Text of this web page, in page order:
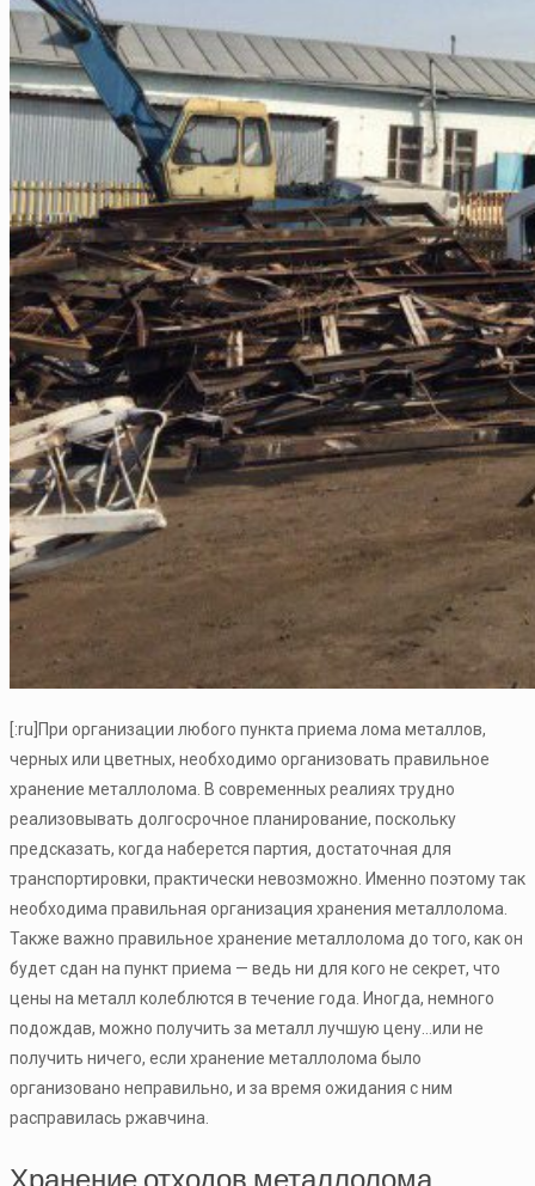
[:ru]При организации любого пункта приема лома металлов,
черных или цветных, необходимо организовать правильное
хранение металлолома. В современных реалиях трудно
реализовывать долгосрочное планирование, поскольку
предсказать, когда наберется партия, достаточная для
транспортировки, практически невозможно. Именно поэтому так
необходима правильная организация хранения металлолома.
Также важно правильное хранение металлолома до того, как он
будет сдан на пункт приема — ведь ни для кого не секрет, что
цены на металл колеблются в течение года. Иногда, немного
подождав, можно получить за металл лучшую цену…или не
получить ничего, если хранение металлолома было
организовано неправильно, и за время ожидания с ним
расправилась ржавчина.